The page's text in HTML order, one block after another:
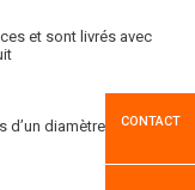
et sont livrés avec
d’un diamètre de 1,40
CONTACT